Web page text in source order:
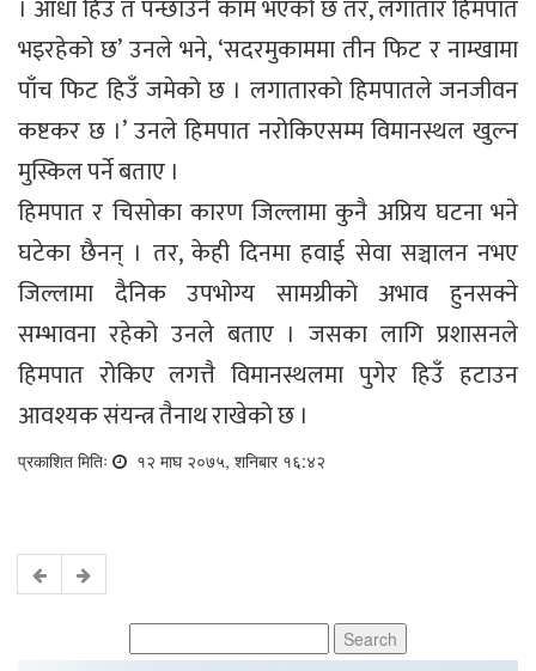
। आधा हिउँ त पन्छाउने काम भएको छ तर, लगातार हिमपात
भइरहेको छ’ उनले भने, ‘सदरमुकाममा तीन फिट र नाम्खामा
पाँच फिट हिउँ जमेको छ । लगातारको हिमपातले जनजीवन
कष्टकर छ ।’ उनले हिमपात नरोकिएसम्म विमानस्थल खुल्न
मुस्किल पर्ने बताए ।
हिमपात र चिसोका कारण जिल्लामा कुनै अप्रिय घटना भने
घटेका छैनन् । तर, केही दिनमा हवाई सेवा सञ्चालन नभए
जिल्लामा दैनिक उपभोग्य सामग्रीको अभाव हुनसक्ने
सम्भावना रहेको उनले बताए । जसका लागि प्रशासनले
हिमपात रोकिए लगत्तै विमानस्थलमा पुगेर हिउँ हटाउन
आवश्यक संयन्त्र तैनाथ राखेको छ ।
प्रकाशित मितिः १२ माघ २०७५, शनिबार १६:४२
for: